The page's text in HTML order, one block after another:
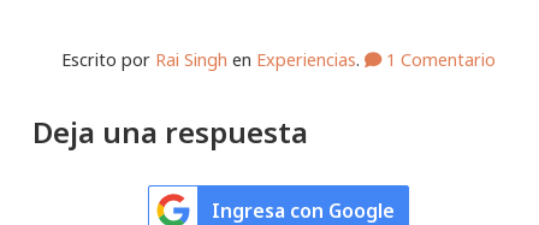
Escrito por Rai Singh en Experiencias. 1 Comentario
Deja una respuesta
Ingresa con Google